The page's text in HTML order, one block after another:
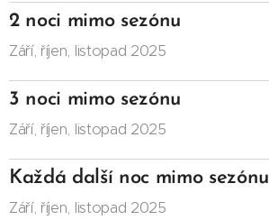
2 noci mimo sezónu
Září, říjen, listopad 2025
3 noci mimo sezónu
Září, říjen, listopad 2025
Každá další noc mimo sezónu
Září, říjen, listopad 2025